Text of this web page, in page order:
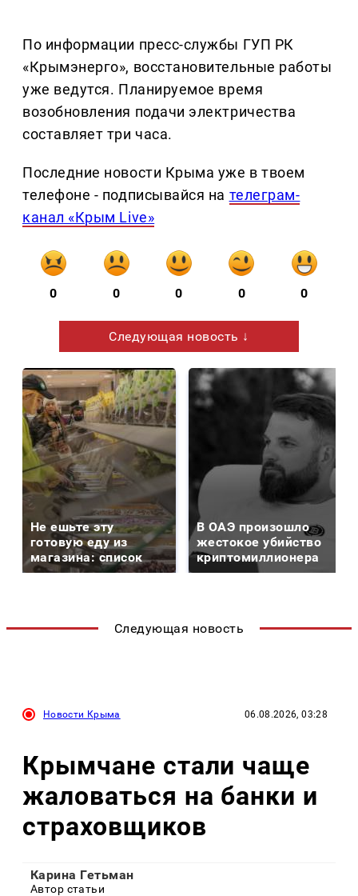
По информации пресс-службы ГУП РК
«Крымэнерго», восстановительные работы
уже ведутся. Планируемое время
возобновления подачи электричества
составляет три часа.
Последние новости Крыма уже в твоем
телефоне - подписывайся на телеграм-
канал «Крым Live»
0 0 0 0 0
Следующая новость ↓
Не ешьте эту
готовую еду из
магазина: список
В ОАЭ произошло
жестокое убийство
криптомиллионера
Следующая новость
Новости Крыма 06.08.2026, 03:28
Крымчане стали чаще
жаловаться на банки и
страховщиков
Карина Гетьман
Автор статьи